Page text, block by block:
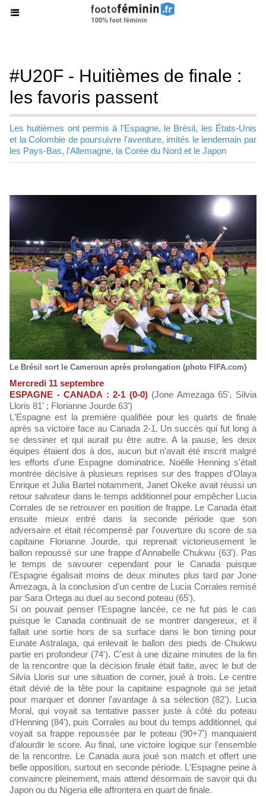
#U20F - Huitièmes de finale :
les favoris passent
Les huitièmes ont permis à l'Espagne, le Brésil, les États-Unis
et la Colombie de poursuivre l'aventure, imités le lendemain par
les Pays-Bas, l'Allemagne, la Corée du Nord et le Japon
Le Brésil sort le Cameroun après prolongation (photo FIFA.com)
Mercredi 11 septembre
ESPAGNE - CANADA : 2-1 (0-0)(Jone Amezaga 65', Silvia
Lloris 81' ; Florianne Jourde 63')
L'Espagne est la première qualifiée pour les quarts de finale
après sa victoire face au Canada 2-1. Un succès qui fut long à
se dessiner et qui aurait pu être autre. A la pause, les deux
équipes étaient dos à dos, aucun but n'avait été inscrit malgré
les efforts d'une Espagne dominatrice. Noëlle Henning s'était
montrée décisive à plusieurs reprises sur des frappes d'Olaya
Enrique et Julia Bartel notamment, Janet Okeke avait réussi un
retour salvateur dans le temps additionnel pour empêcher Lucia
Corrales de se retrouver en position de frappe. Le Canada était
ensuite mieux entré dans la seconde période que son
adversaire et était récompensé par l'ouverture du score de sa
capitaine Florianne Jourde, qui reprenait victorieusement le
ballon repoussé sur une frappe d'Annabelle Chukwu (63'). Pas
le temps de savourer cependant pour le Canada puisque
l'Espagne égalisait moins de deux minutes plus tard par Jone
Amezaga, à la conclusion d'un centre de Lucia Corrales remisé
par Sara Ortega au duel au second poteau (65').
Si on pouvait penser l'Espagne lancée, ce ne fut pas le cas
puisque le Canada continuait de se montrer dangereux, et il
fallait une sortie hors de sa surface dans le bon timing pour
Eunate Astralaga, qui enlevait le ballon des pieds de Chukwu
partie en profondeur (74'). C'est à une dizaine minutes de la fin
de la rencontre que la décision finale était faite, avec le but de
Silvia Lloris sur une situation de corner, joué à trois. Le centre
était dévié de la tête pour la capitaine espagnole qui se jetait
pour marquer et donner l'avantage à sa sélection (82'). Lucia
Moral, qui voyait sa tentative passer juste à côté du poteau
d'Henning (84'), puis Corrales au bout du temps additionnel, qui
voyait sa frappe repoussée par le poteau (90+7') manquaient
d'alourdir le score. Au final, une victoire logique sur l'ensemble
de la rencontre. Le Canada aura joué son match et offert une
belle opposition, surtout en seconde période. L'Espagne peine à
convaincre pleinement, mais attend désormais de savoir qui du
Japon ou du Nigeria elle affrontera en quart de finale.